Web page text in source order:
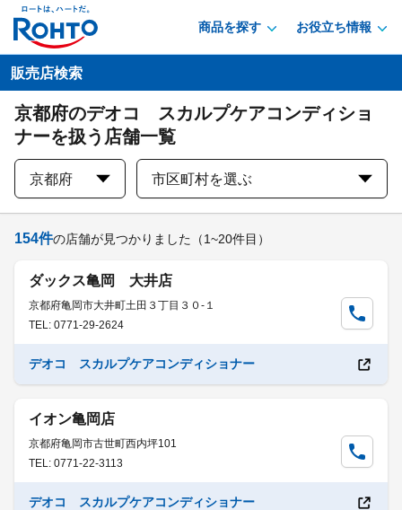
商品を探す お役立ち情報
販売店検索
京都府のデオコ スカルプケアコンディショ
ナーを扱う店舗一覧
京都府 市区町村を選ぶ
154件の店舗が見つかりました （1~20件目）
ダックス亀岡 大井店
京都府亀岡市大井町土田３丁目３０-１
TEL: 0771-29-2624
デオコ スカルプケアコンディショナー
イオン亀岡店
京都府亀岡市古世町西内坪101
TEL: 0771-22-3113
デオコ スカルプケアコンディショナー